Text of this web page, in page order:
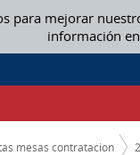
para mejorar
información
mesas contratacion